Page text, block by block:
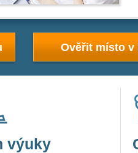
Ověřit místo v
výuky